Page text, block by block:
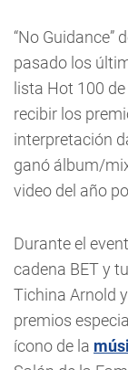
“No Guidance”
pasado los
lista Hot 100
recibir los
interpretación
ganó álbum/
video del año
Durante el
cadena BET y
Tichina Arnold
premios
ícono de la